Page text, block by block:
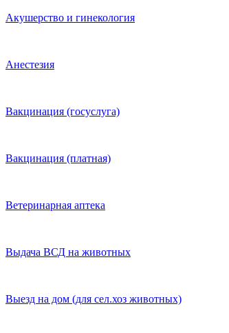
Акушерство и гинекология
Анестезия
Вакцинация (госуслуга)
Вакцинация (платная)
Ветеринарная аптека
Выдача ВСД на животных
Выезд на дом (для сел.хоз животных)